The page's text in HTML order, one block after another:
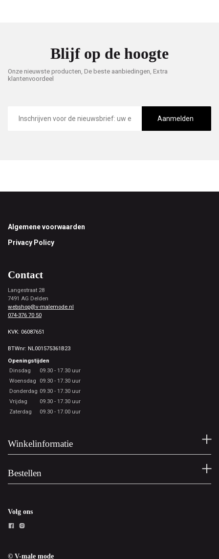
Blijf op de hoogte
Onze nieuwste producten, De beste aanbiedingen, Extra
klantenvoordeel
mailadres
Aanmelden
Footer
Algemene voorwaarden
Privacy Policy
Contact
Langestraat 28
7491 AG Delden
webshop@v-malemode.nl
074-376 70 50
KVK: 06087651
BTWnr: NL001575361B23
Openingstijden
Dinsdag
09.30 - 17.30 uur
Woensdag
09.30 - 17.30 uur
Donderdag 09.30 - 17.30 uur
Vrijdag
09.30 - 17.30 uur
Zaterdag
09.30 - 17.00 uur
Winkelinformatie
Bestellen
Volg ons
© V-male mode